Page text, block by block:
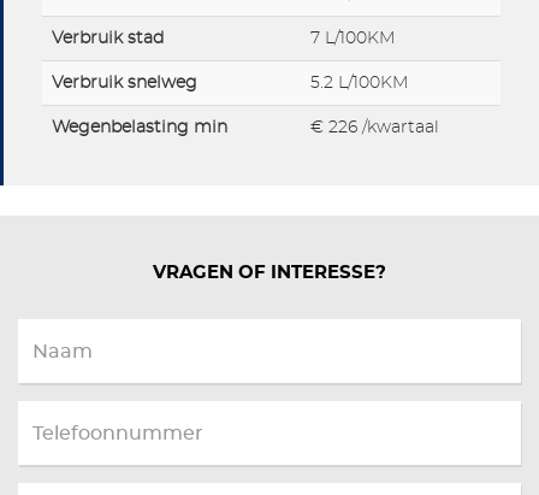
Verbruik stad 7 L/100KM
Verbruik snelweg 5.2 L/100KM
Wegenbelasting min € 226 /kwartaal
VRAGEN OF INTERESSE?